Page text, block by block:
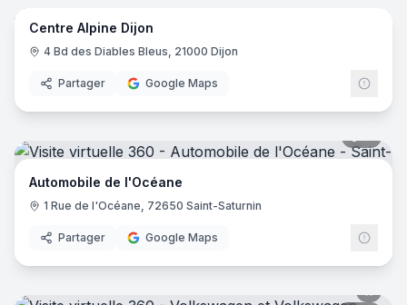
Centre Alpine Dijon
4 Bd des Diables Bleus, 21000 Dijon
Partager Google Maps
Automobile de l'Océane
1 Rue de l'Océane, 72650 Saint-Saturnin
Partager Google Maps